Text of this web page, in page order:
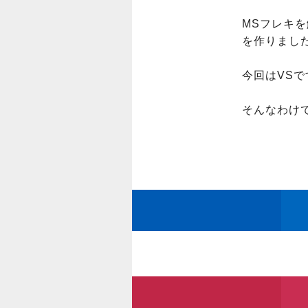
MSフレキ
を作りまし
今回はVSで
そんなわけ